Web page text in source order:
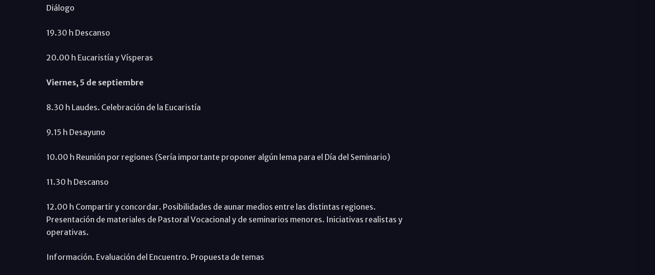
Diálogo
19.30 h Descanso
20.00 h Eucaristía y Vísperas
Viernes, 5 de septiembre
8.30 h Laudes. Celebración de la Eucaristía
9.15 h Desayuno
10.00 h Reunión por regiones (Sería importante proponer algún lema para el Día del Seminario)
11.30 h Descanso
12.00 h Compartir y concordar. Posibilidades de aunar medios entre las distintas regiones.
Presentación de materiales de Pastoral Vocacional y de seminarios menores. Iniciativas realistas y
operativas.
Información. Evaluación del Encuentro. Propuesta de temas